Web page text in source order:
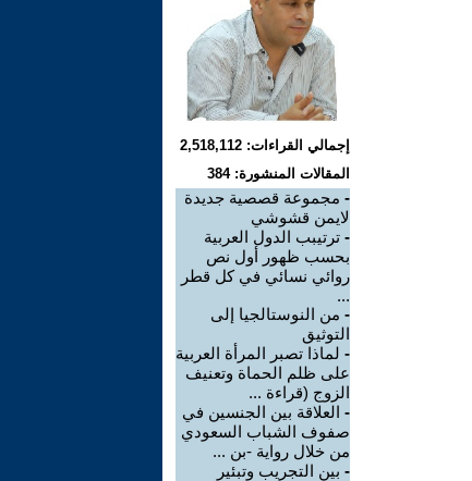
إجمالي القراءات: 2,518,112
المقالات المنشورة: 384
- مجموعة قصصية جديدة
لايمن قشوشي
- ترتيبب الدول العربية
بحسب ظهور أول نص
روائي نسائي في كل قطر
...
- من النوستالجيا إلى
التوثيق
- لماذا تصبر المرأة العربية
على ظلم الحماة وتعنيف
الزوج (قراءة ...
- العلاقة بين الجنسين في
صفوف الشباب السعودي
من خلال رواية -بن ...
- بين التجريب وتبئير